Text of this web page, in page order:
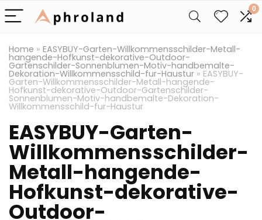
0
Home » EASYBUY-Garten-Willkommensschilder-Metall-
hangende-Hofkunst-dekorative-Outdoor-
Gartenschilder-Sonnenblumen-Motiv-handbemalte-
Dekoration-Willkommensschild-fur-Haustur » EASYBUY-
Garten-Willkommensschilder-Metall-hangende-
Hofkunst-dekorative-Outdoor-Gartenschilder-
Sonnenblumen-Motiv-handbemalte-Dekoration-
Willkommensschild-fur-Haustur
EASYBUY-Garten-
Willkommensschilder-
Metall-hangende-
Hofkunst-dekorative-
Outdoor-